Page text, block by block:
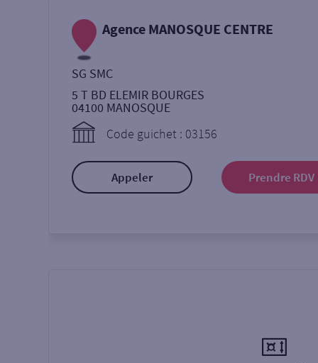
Agence MANOSQUE CENTRE
SG SMC
5 T BD ELEMIR BOURGES
04100 MANOSQUE
Code guichet : 03156
Appeler Prendre RDV